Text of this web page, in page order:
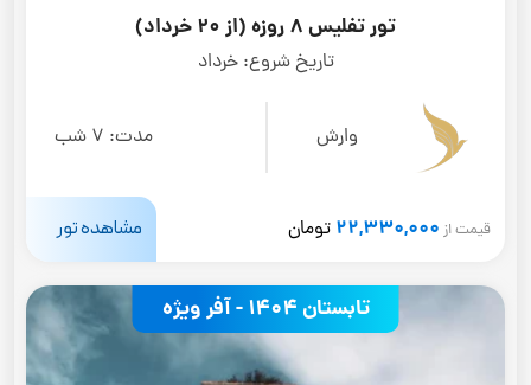
تور تفلیس 8 روزه (از 20 خرداد)
تاریخ شروع: خرداد
وارش مدت: 7 شب
قیمت از 22,330,000 تومان مشاهده تور
تابستان 1404 - آفر ویژه